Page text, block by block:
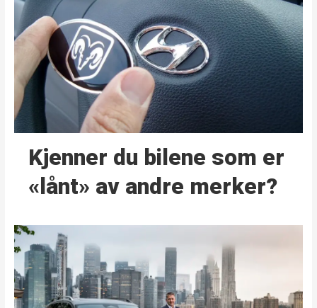
Kjenner du bilene som er
«lånt» av andre merker?